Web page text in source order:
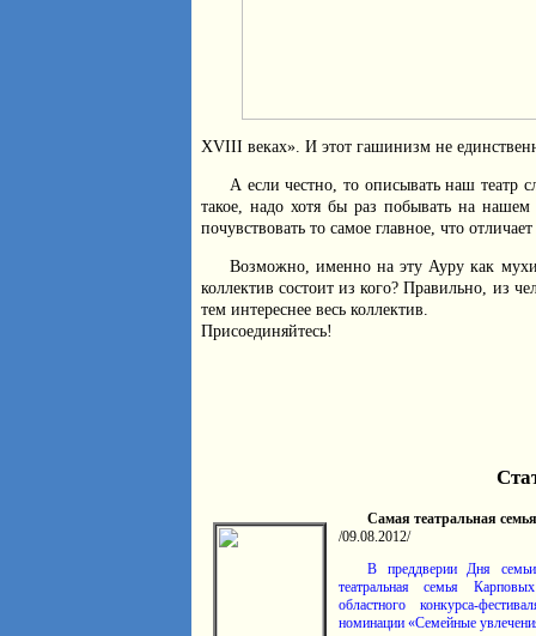
XVIII веках». И этот гашинизм не
А если честно, то описывать наш театр
такое, надо хотя бы раз побывать на
почувствовать то самое главное, что
Возможно, именно на эту Ауру как
коллектив состоит из кого? Правильно, из
тем интереснее весь коллектив.
Присоединяйтесь!
Самая театральная семья
/09.08.2012/
В преддверии Дня
театральная семья
областного конкурса-
номинации «Семейные